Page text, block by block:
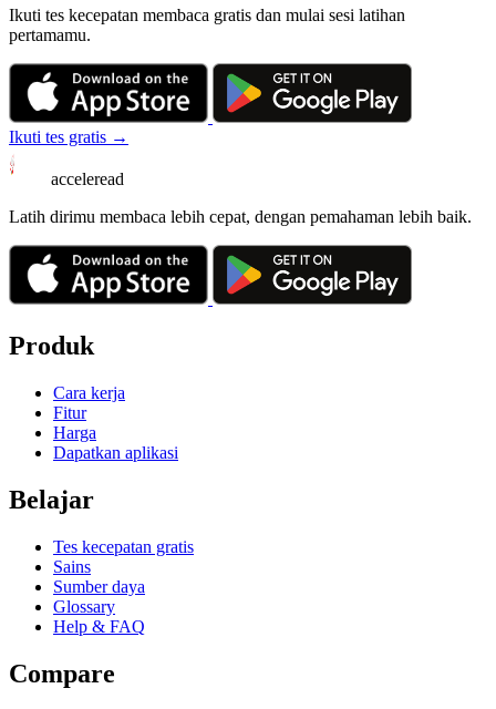
Ikuti tes kecepatan membaca gratis dan mulai sesi latihan
pertamamu.
Ikuti tes gratis →
acceleread
Latih dirimu membaca lebih cepat, dengan pemahaman lebih baik.
Produk
Cara kerja
Fitur
Harga
Dapatkan aplikasi
Belajar
Tes kecepatan gratis
Sains
Sumber daya
Glossary
Help & FAQ
Compare